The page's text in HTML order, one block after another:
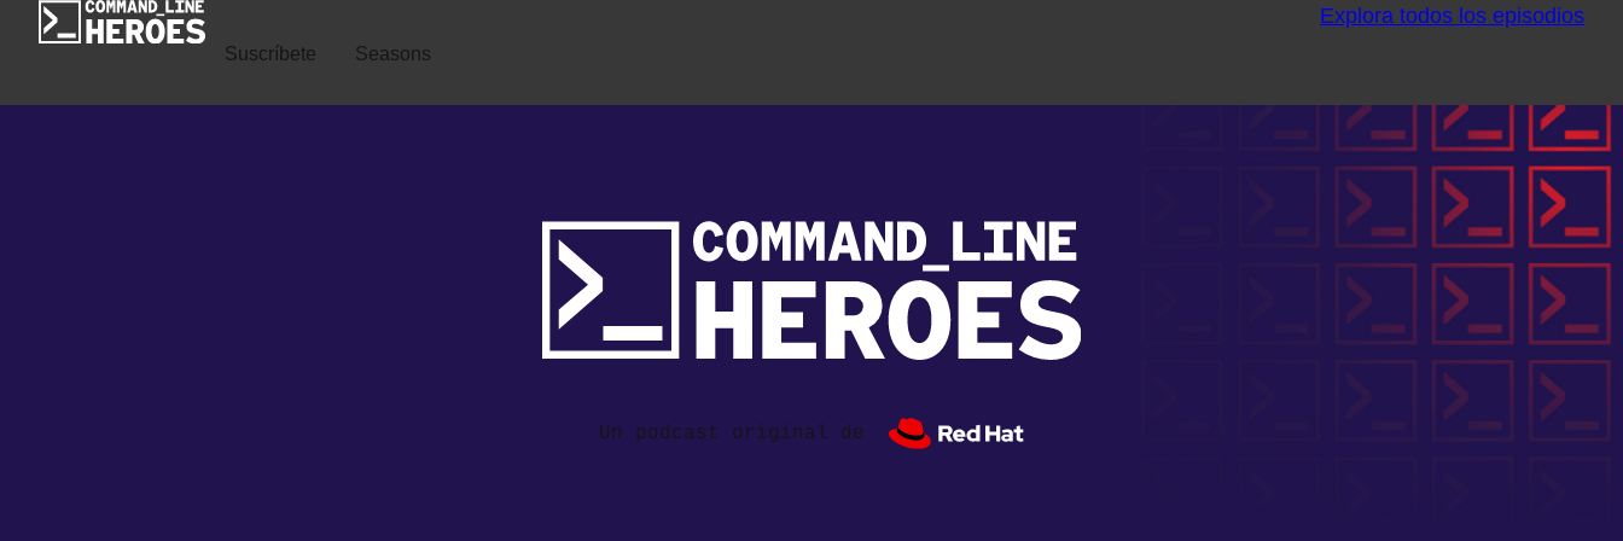
Suscríbete Seasons
Explora todos los episodios
Un podcast original de